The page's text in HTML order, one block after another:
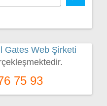
Gates Web Şirketi
75 93